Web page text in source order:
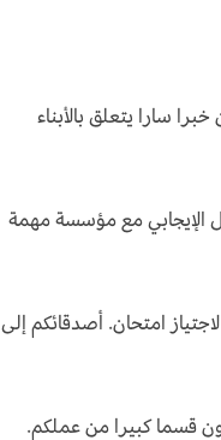
سارا يتعلق بالأبناء
الإيجابي مع مؤسسة مهمة
امتحان. أصدقائكم إلى
قسما كبيرا من عملكم.